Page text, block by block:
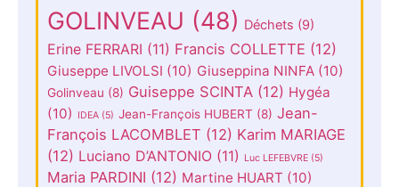
GOLINVEAU (48) Déchets (9)
Erine FERRARI (11) Francis COLLETTE (12)
Giuseppe LIVOLSI (10) Giuseppina NINFA (10)
Golinveau (8) Guiseppe SCINTA (12) Hygéa
(10)
IDEA (5) Jean-François HUBERT (8) Jean-
François LACOMBLET (12) Karim MARIAGE
(12) Luciano D’ANTONIO (11) Luc LEFEBVRE (5)
Maria PARDINI (12) Martine HUART (10)